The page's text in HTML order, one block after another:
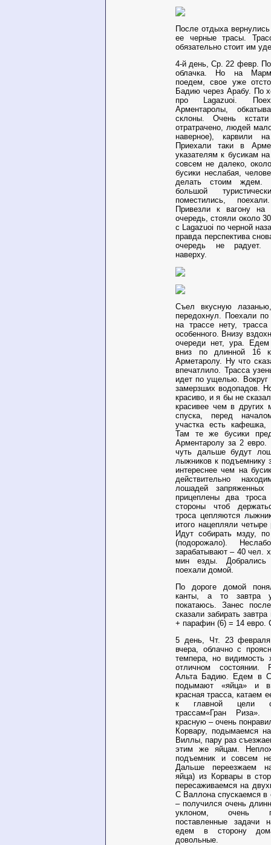
После отдыха
ее черные трасы.
обязательно стоит им
4-й день, Ср. 22 февр.
облачка. Но на
поедем, свое уже
Бадию через Арабу. По
про Lagazuoi .
Арментаролы,
склоны. Очень
отратрачено, людей
наверное), карвили
Приехали таки в
указателям к бусикам
совсем не далеко,
бусики неслабая,
делать стоим ждем.
большой
поместились,
Привезли к вагону на
очередь, стояли около
с Lagazuoi по черной
правда перспектива
очередь не радует.
наверху.
Съел вкусную
передохнул. Поехали
на трассе нету,
особенного. Внизу
очереди нет, ура.
вниз по длинной 16
Арметаролу. Ну что
впечатлило. Трасса
идет по ущелью. Вокруг
замерзших водопадов.
красиво, и я бы не
красивее чем в других
спуска, перед
участка есть кафешка,
Там те же бусики
Арментаролу за 2
чуть дальше будут
лыжников к подъемнику
интереснее чем на
действительно
лошадей
прицеплены два
стороны чтоб
троса цепляются
итого нацепляли
Идут собирать мзду,
(подорожало).
зарабатывают – 40 чел.
мин езды.
поехали домой.
По дороге домой
канты, а то завтра
покатаюсь. Занес
сказали забирать
+ парафин (6) = 14 евро.
5 день, Чт. 23
вчера, облачно с
темпера, но видимость
отличном состоянии.
Альта Бадию. Едем в
подымают «яйца» и
красная трасса, катаем
к главной цели
трассам«Гран
красную – очень
Корвару, подымаемся
Виллы, пару раз
этим же яйцам.
подъемник и совсем
Дальше переезжаем
яйца) из Корвары в
пересаживаемся на
С Валлона спускаемся в
– получился очень
уклоном, очень
поставленные задачи
едем в сторону
довольные.